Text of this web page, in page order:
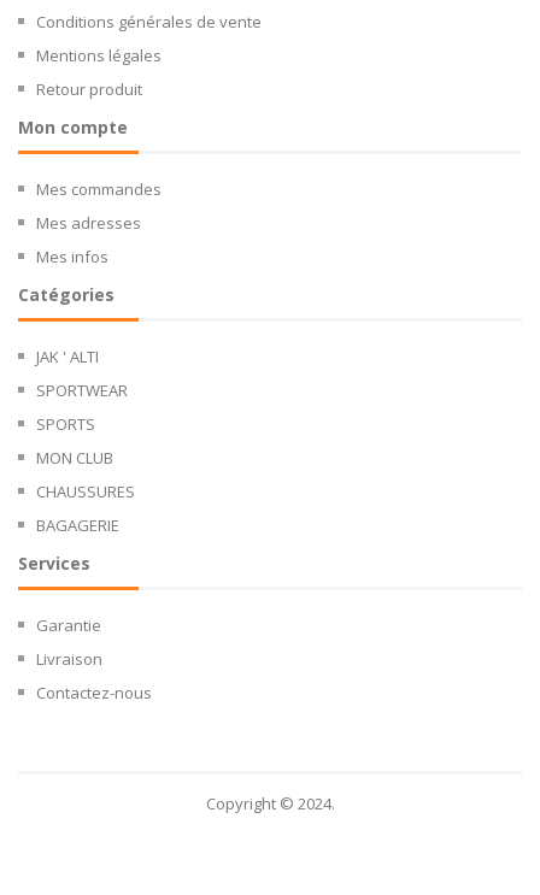
Conditions générales de vente
Mentions légales
Retour produit
Mon compte
Mes commandes
Mes adresses
Mes infos
Catégories
JAK ' ALTI
SPORTWEAR
SPORTS
MON CLUB
CHAUSSURES
BAGAGERIE
Services
Garantie
Livraison
Contactez-nous
Copyright © 2024.